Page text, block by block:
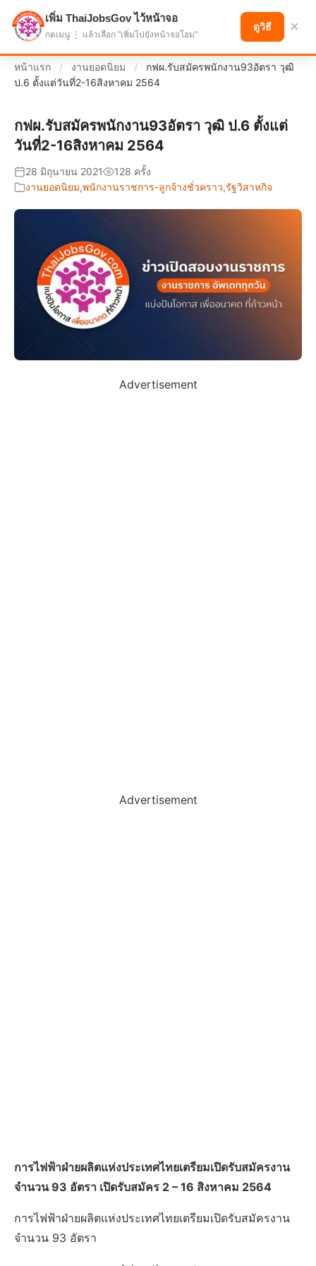
แบ่งปันโอกาส เพื่ออนาคตที่ก้าวหน้า
หน้าแรก / งานยอดนิยม /
กฟผ.รับสมัครพนักงาน93อัตรา วุฒิ
ป.6 ตั้งแต่วันที่2-16สิงหาคม 2564
กฟผ.รับสมัครพนักงาน93อัตรา วุฒิ ป.6 ตั้งแต่
วันที่2-16สิงหาคม 2564
28 มิถุนายน 2021
128 ครั้ง
งานยอดนิยม,พนักงานราชการ-ลูกจ้างชั่วคราว,รัฐวิสาหกิจ
Advertisement
Advertisement
การไฟฟ้าฝ่ายผลิตแห่งประเทศไทยเตรียมเปิดรับสมัครงาน
จำนวน 93 อัตรา เปิดรับสมัคร 2 – 16 สิงหาคม 2564
การไฟฟ้าฝ่ายผลิตแห่งประเทศไทยเตรียมเปิดรับสมัครงาน
จำนวน 93 อัตรา
เพิ่ม ThaiJobsGov ไว้หน้าจอ
กดเมนู ⋮ แล้วเลือก "เพิ่มไปยังหน้าจอโฮม"
ดูวิธี ×